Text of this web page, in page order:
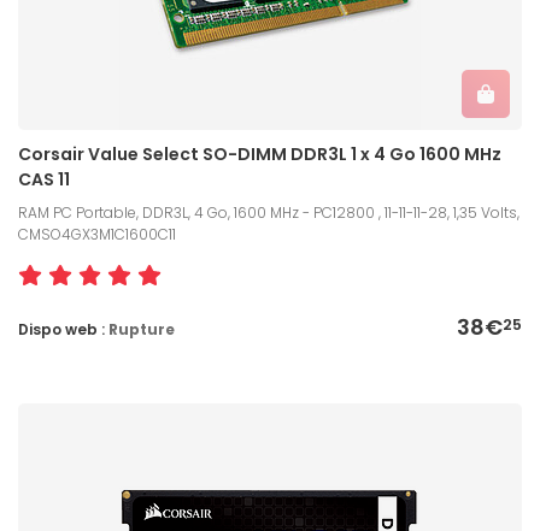
Corsair Value Select SO-DIMM DDR3L 1 x 4 Go 1600 MHz
CAS 11
RAM PC Portable, DDR3L, 4 Go, 1600 MHz - PC12800 , 11-11-11-28, 1,35 Volts,
CMSO4GX3M1C1600C11
38€25
Dispo web : Rupture